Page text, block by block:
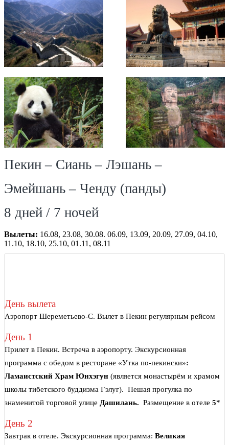
Пекин – Сиань – Лэшань –
Эмейшань – Ченду (панды)
8 дней / 7 ночей
Вылеты: 16.08, 23.08, 30.08. 06.09, 13.09, 20.09, 27.09, 04.10,
11.10, 18.10, 25.10, 01.11, 08.11
День вылета
Аэропорт Шереметьево-C. Вылет в Пекин регулярным рейсом
День 1
Прилет в Пекин. Встреча в аэропорту. Экскурсионная
программа с обедом в ресторане «Утка по-пекински»:
Ламаистский Храм Юнхэгун (является монастырём и храмом
школы тибетского буддизма Гэлуг). Пешая прогулка по
знаменитой торговой улице Дашилань. Размещение в отеле 5*
День 2
Завтрак в отеле. Экскурсионная программа: Великая